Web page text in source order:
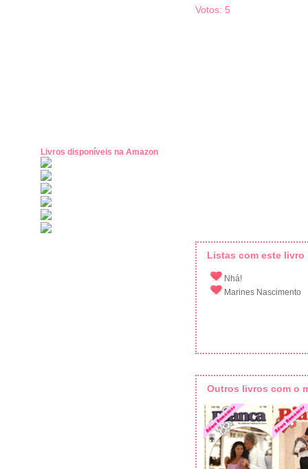
Livros disponíveis na Amazon
Votos: 5
Listas com este livro
Nhá!
Marines Nascimento
Outros livros com o